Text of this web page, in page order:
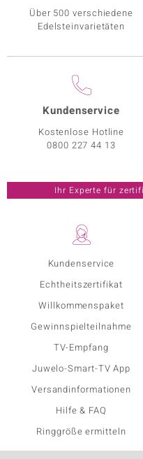
Kundenservice
Echtheitszertifikat
Willkommenspaket
Gewinnspielteilnahme
TV-Empfang
Juwelo-Smart-TV App
Versandinformationen
Hilfe & FAQ
Ringgröße ermitteln
Über 500 verschiedene
Edelsteinvarietäten
Kundenservice
Kostenlose Hotline
0800 227 44 13
Ihr Experte für